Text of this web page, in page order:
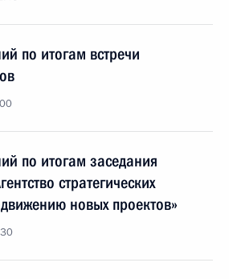
по итогам встречи
по итогам заседания
стратегических
новых проектов»